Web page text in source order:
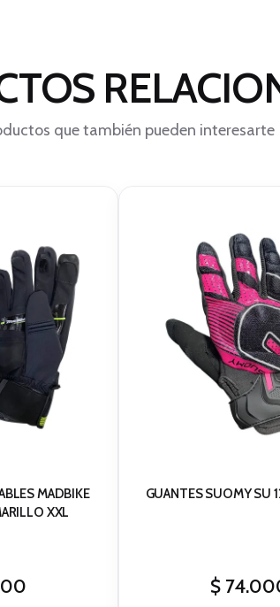
que también pueden interesarte
MADBIKE
XXL
GUANTES SUOMY SU
$